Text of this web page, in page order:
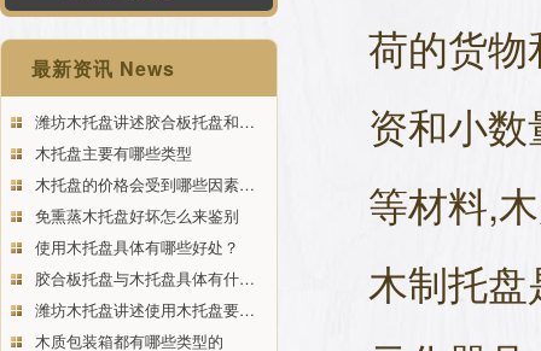
最新资讯 News
潍坊木托盘讲述胶合板托盘和…
木托盘主要有哪些类型
木托盘的价格会受到哪些因素…
免熏蒸木托盘好坏怎么来鉴别
使用木托盘具体有哪些好处？
胶合板托盘与木托盘具体有什…
潍坊木托盘讲述使用木托盘要…
木质包装箱都有哪些类型的
荷的货
资和小
等材料,
木制托